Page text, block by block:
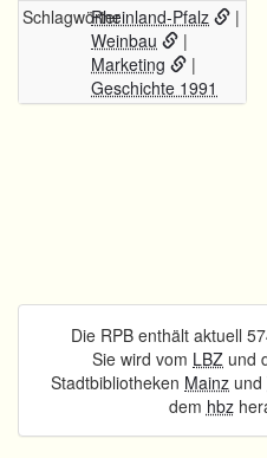
SchlagwörterRheinland-Pfalz
|
Weinbau
|
Marketing
|
Geschichte 1991
Die RPB enthält aktuell
Sie wird vom LBZ und
Stadtbibliotheken Mainz und
dem hbz